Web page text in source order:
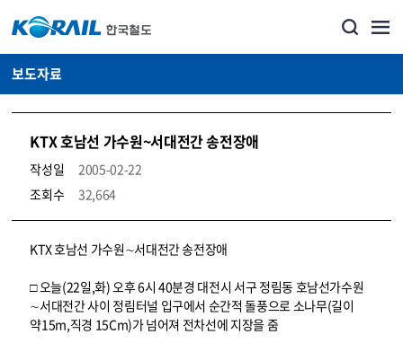
보도자료
KTX 호남선 가수원~서대전간 송전장애
작성일
2005-02-22
조회수
32,664
뉴스·홍보_보도자료 상세보기 – 내용, 파일, 담당자 연락처로 구성
KTX 호남선 가수원∼서대전간 송전장애
□ 오늘(22일,화) 오후 6시 40분경 대전시 서구 정림동 호남선가수원
∼서대전간 사이 정림터널 입구에서 순간적 돌풍으로 소나무(길이
약15m,직경 15Cm)가 넘어져 전차선에 지장을 줌